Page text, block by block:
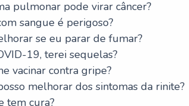
pulmonar pode virar câncer?
sangue é perigoso?
se eu parar de fumar?
19, terei sequelas?
vacinar contra gripe?
melhorar dos sintomas da rinite?
tem cura?